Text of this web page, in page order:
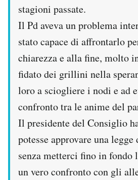
stagioni passate.
Il Pd aveva un problema
stato capace di affrontarlo
chiarezza e alla fine, molto
fidato dei grillini nella
loro a sciogliere i nodi e ad
confronto tra le anime del
Il presidente del Consiglio
potesse approvare una
senza metterci fino in fondo
un vero confronto con gli